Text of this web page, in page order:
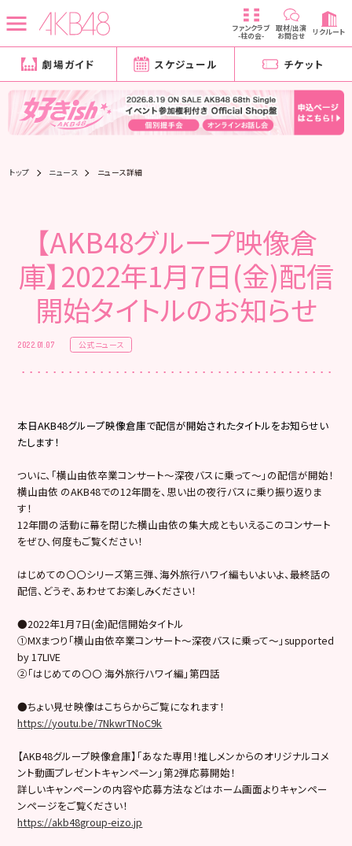
ファンクラブ
-柱の会-
取材/出演
お問合せ リクルート
劇場ガイド スケジュール チケット
トップ ニュース ニュース詳細
【AKB48グループ映像倉
庫】2022年1月7日(金)配信
開始タイトルのお知らせ
2022.01.07 公式ニュース
本日AKB48グループ映像倉庫で配信が開始されたタイトルをお知らせい
たします！
ついに、「横山由依卒業コンサート～深夜バスに乗って～」の配信が開始！
横山由依 のAKB48での12年間を、思い出の夜行バスに乗り振り返りま
す！
12年間の活動に幕を閉じた横山由依の集大成ともいえるこのコンサート
をぜひ、何度もご覧ください！
はじめての〇〇シリーズ第三弾、海外旅行ハワイ編もいよいよ、最終話の
配信、どうぞ、あわせてお楽しみください！
●2022年1月7日(金)配信開始タイトル
①MXまつり「横山由依卒業コンサート～深夜バスに乗って～」supported
by 17LIVE
②「はじめての〇〇 海外旅行ハワイ編」第四話
●ちょい見せ映像はこちらからご覧になれます！
https://youtu.be/7NkwrTNoC9k
【AKB48グループ映像倉庫】「あなた専用！推しメンからのオリジナルコメ
ント動画プレゼントキャンペーン」第2弾応募開始！
詳しいキャンペーンの内容や応募方法などはホーム画面よりキャンペー
ンページをご覧ください！
https://akb48group-eizo.jp